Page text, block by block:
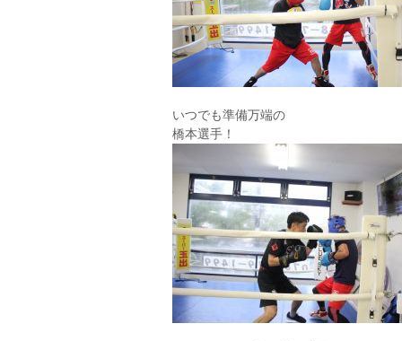
いつでも準備万端の
橋本選手！